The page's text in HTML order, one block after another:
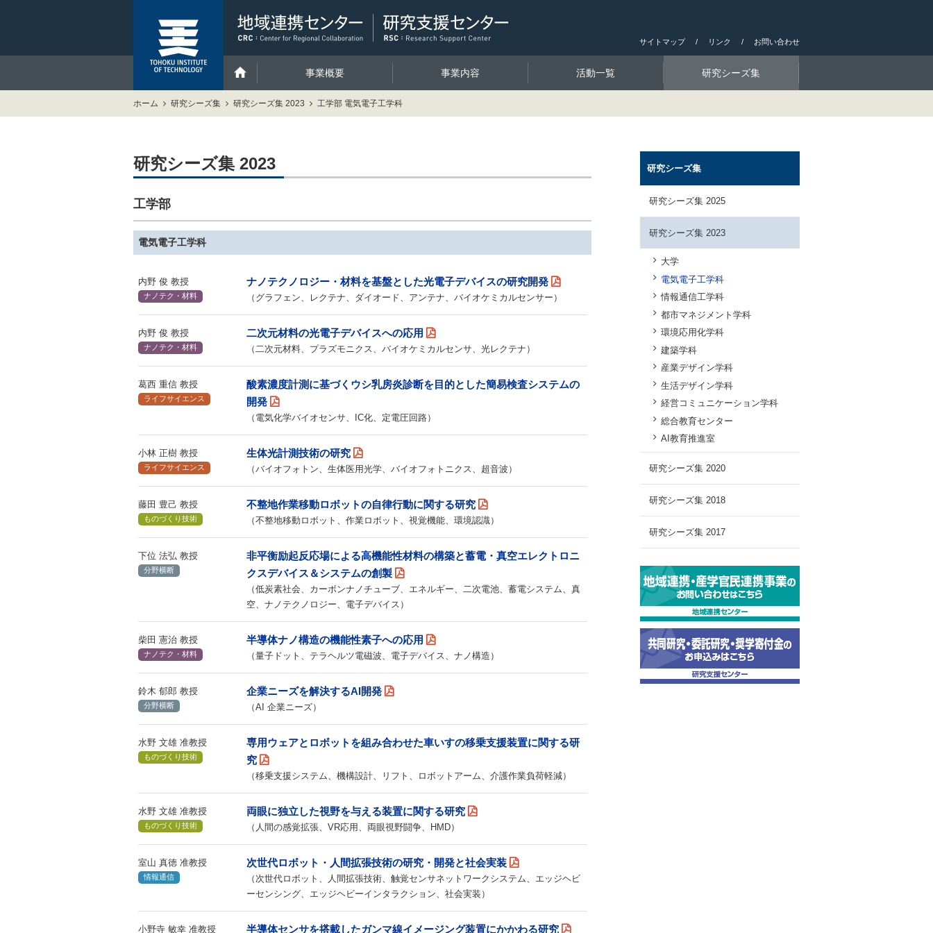
サイトマップ リンク お問い合わせ
事業概要 事業内容 活動一覧 研究シーズ集
ホーム 研究シーズ集 研究シーズ集 2023 工学部 電気電子工学科
研究シーズ集 2023
工学部
電気電子工学科
内野 俊 教授
ナノテク・材料
ナノテクノロジー・材料を基盤とした光電子デバイスの研究開発
（グラフェン、レクテナ、ダイオード、アンテナ、バイオケミカルセンサー）
内野 俊 教授
ナノテク・材料
二次元材料の光電子デバイスへの応用
（二次元材料、プラズモニクス、バイオケミカルセンサ、光レクテナ）
葛西 重信 教授
ライフサイエンス
酸素濃度計測に基づくウシ乳房炎診断を目的とした簡易検査システムの
開発
（電気化学バイオセンサ、IC化、定電圧回路）
小林 正樹 教授
ライフサイエンス
生体光計測技術の研究
（バイオフォトン、生体医用光学、バイオフォトニクス、超音波）
藤田 豊己 教授
ものづくり技術
不整地作業移動ロボットの自律行動に関する研究
（不整地移動ロボット、作業ロボット、視覚機能、環境認識）
下位 法弘 教授
分野横断
非平衡励起反応場による高機能性材料の構築と蓄電・真空エレクトロニ
クスデバイス＆システムの創製
（低炭素社会、カーボンナノチューブ、エネルギー、二次電池、蓄電システム、真
空、ナノテクノロジー、電子デバイス）
柴田 憲治 教授
ナノテク・材料
半導体ナノ構造の機能性素子への応用
（量子ドット、テラヘルツ電磁波、電子デバイス、ナノ構造）
鈴木 郁郎 教授
分野横断
企業ニーズを解決するAI開発
（AI 企業ニーズ）
水野 文雄 准教授
ものづくり技術
専用ウェアとロボットを組み合わせた車いすの移乗支援装置に関する研
究
（移乗支援システム、機構設計、リフト、ロボットアーム、介護作業負荷軽減）
水野 文雄 准教授
ものづくり技術
両眼に独立した視野を与える装置に関する研究
（人間の感覚拡張、VR応用、両眼視野闘争、HMD）
室山 真徳 准教授
情報通信
次世代ロボット・人間拡張技術の研究・開発と社会実装
（次世代ロボット、人間拡張技術、触覚センサネットワークシステム、エッジヘビ
ーセンシング、エッジヘビーインタラクション、社会実装）
小野寺 敏幸 准教授 半導体センサを搭載したガンマ線イメージング装置にかかわる研究
研究シーズ集
研究シーズ集 2025
研究シーズ集 2023
大学
電気電子工学科
情報通信工学科
都市マネジメント学科
環境応用化学科
建築学科
産業デザイン学科
生活デザイン学科
経営コミュニケーション学科
総合教育センター
AI教育推進室
研究シーズ集 2020
研究シーズ集 2018
研究シーズ集 2017